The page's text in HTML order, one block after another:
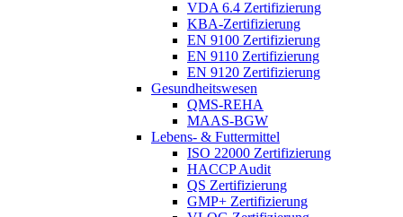
VDA 6.4 Zertifizierung
KBA-Zertifizierung
EN 9100 Zertifizierung
EN 9110 Zertifizierung
EN 9120 Zertifizierung
Gesundheitswesen
QMS-REHA
MAAS-BGW
Lebens- & Futtermittel
ISO 22000 Zertifizierung
HACCP Audit
QS Zertifizierung
GMP+ Zertifizierung